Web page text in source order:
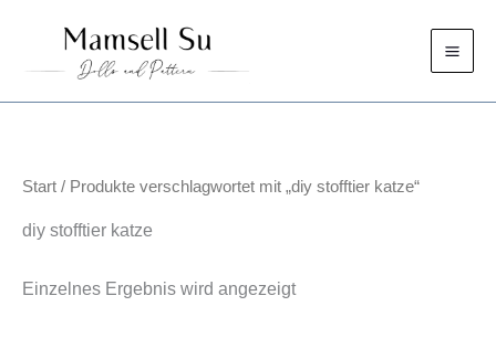
springen
Start / Produkte verschlagwortet mit „diy stofftier katze“
diy stofftier katze
Einzelnes Ergebnis wird angezeigt